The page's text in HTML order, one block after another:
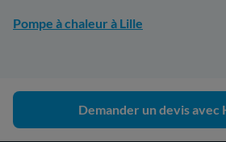
Pompe à chaleur à Lille
Demander un devis avec